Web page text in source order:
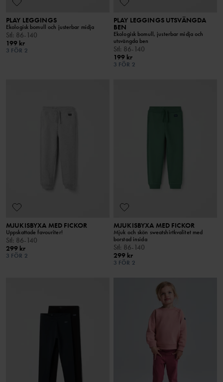
PLAY LEGGINGS
Ekologisk bomull och justerbar midja
Stl: 86-140
199 kr
3 FÖR 2
PLAY LEGGINGS UTSVÄNGDA
BEN
Ekologisk bomull, justerbar midja och
utsvängda ben
Stl: 86-140
199 kr
3 FÖR 2
MJUKISBYXA MED FICKOR
Uppskattade favouriter!
Stl : 86-140
299 kr
3 FÖR 2
MJUKISBYXA MED FICKOR
Mjuk och skön sweatshirtkvalitet med
borstad insida
Stl : 86-140
299 kr
3 FÖR 2